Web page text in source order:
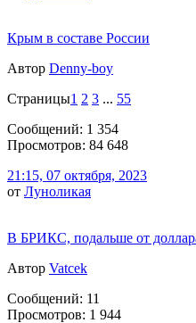
Крым в составе России
Автор Denny-boy
Страницы1 2 3 ... 55
Сообщений: 1 354
Просмотров: 84 648
21:15, 07 октября, 2023
от Луноликая
В БРИКС, подальше от
Автор Vatcek
Сообщений: 11
Просмотров: 1 944